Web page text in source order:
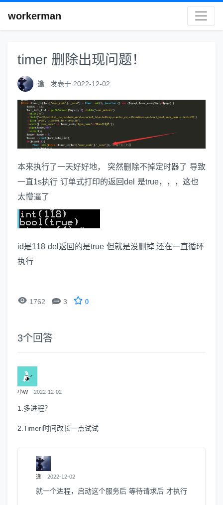
workerman
timer 删除出现问题！
逢 发表于 2022-12-02
本来执行了一天好好地， 突然删除不掉定时器了 导致
一直1s执行 订单式打印的返回del 是true，，，这也
太懵逼了
id是118 del返回的是true 但就是没删掉 还在一直循环
执行
 1762  3 0
3个回答
小W 2022-12-02
1.多进程？
2.Timerl时间改长一点试试
逢 2022-12-02
就一个进程，启动这个服务后 等待请求后 才执行